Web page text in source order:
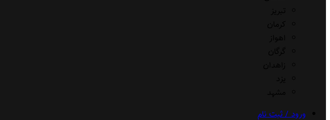
ورود / ثبت نام